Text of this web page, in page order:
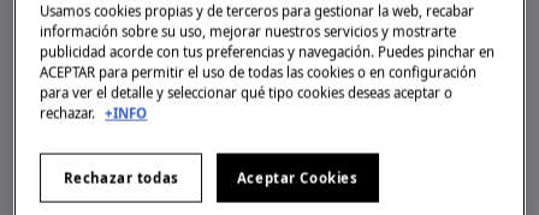
Usamos cookies propias y de terceros para gestionar la web, recabar
información sobre su uso, mejorar nuestros servicios y mostrarte
publicidad acorde con tus preferencias y navegación. Puedes pinchar en
ACEPTAR para permitir el uso de todas las cookies o en configuración
para ver el detalle y seleccionar qué tipo cookies deseas aceptar o
rechazar. +INFO
Rechazar todas Aceptar Cookies